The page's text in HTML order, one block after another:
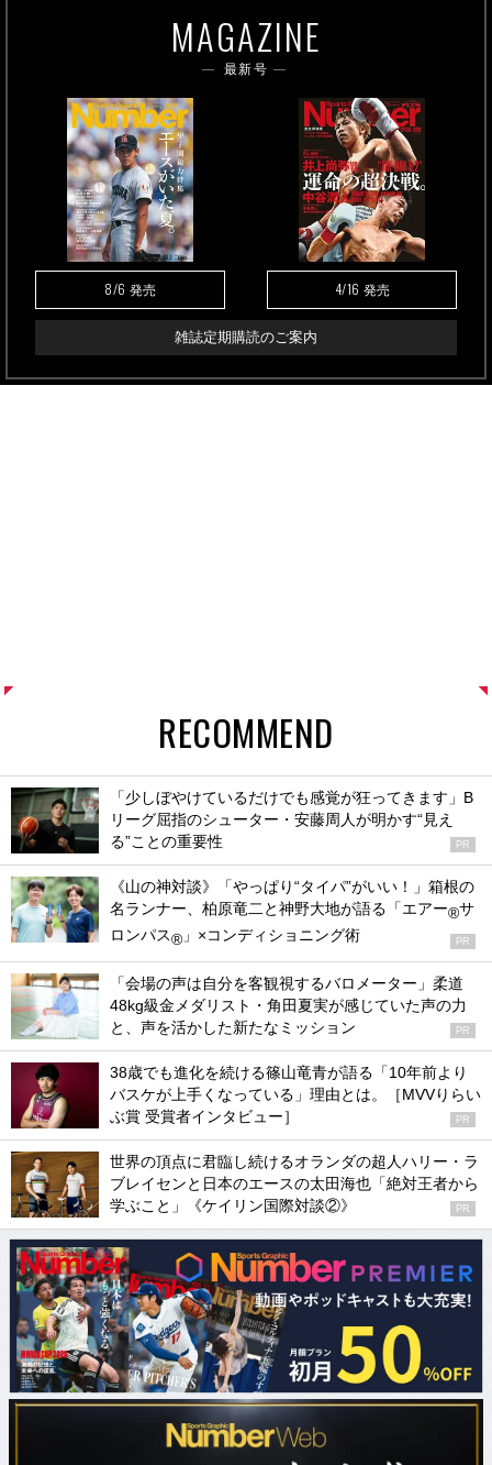
MAGAZINE
最新号
8/6 発売 4/16 発売
雑誌定期購読のご案内
RECOMMEND
「少しぼやけているだけでも感覚が狂ってきます」B
リーグ屈指のシューター・安藤周人が明かす“見え
る”ことの重要性
PR
《山の神対談》「やっぱり“タイパ”がいい！」箱根の
名ランナー、柏原竜二と神野大地が語る「エアー®サ
ロンパス® 」×コンディショニング術 PR
「会場の声は自分を客観視するバロメーター」柔道
48kg級金メダリスト・角田夏実が感じていた声の力
と、声を活かした新たなミッション
PR
38歳でも進化を続ける篠山竜青が語る「10年前より
バスケが上手くなっている」理由とは。［MVVりらい
ぶ賞 受賞者インタビュー］
PR
世界の頂点に君臨し続けるオランダの超人ハリー・ラ
ブレイセンと日本のエースの太田海也「絶対王者から
学ぶこと」《ケイリン国際対談②》
PR